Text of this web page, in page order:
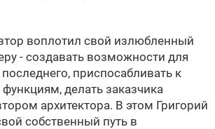
воплотил свой излюбленный
- создавать возможности для
приспосабливать к
делать заказчика
архитектора. В этом Григорий
собственный путь в